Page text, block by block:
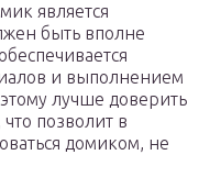
является
быть вполне
и выполнением
лучше доверить
позволит в
домиком, не